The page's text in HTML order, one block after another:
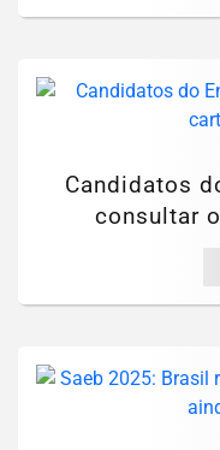
Candidatos
consultar